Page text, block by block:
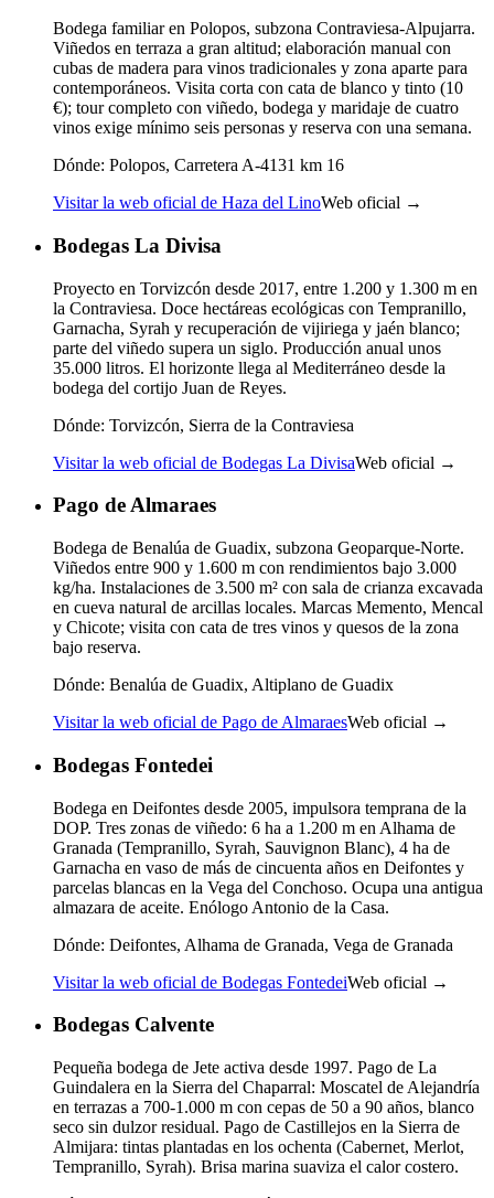
Bodega familiar en Polopos, subzona Contraviesa-Alpujarra.
Viñedos en terraza a gran altitud; elaboración manual con
cubas de madera para vinos tradicionales y zona aparte para
contemporáneos. Visita corta con cata de blanco y tinto (10
€); tour completo con viñedo, bodega y maridaje de cuatro
vinos exige mínimo seis personas y reserva con una semana.
Dónde: Polopos, Carretera A-4131 km 16
Visitar la web oficial de Haza del LinoWeb oficial →
Bodegas La Divisa
Proyecto en Torvizcón desde 2017, entre 1.200 y 1.300 m en
la Contraviesa. Doce hectáreas ecológicas con Tempranillo,
Garnacha, Syrah y recuperación de vijiriega y jaén blanco;
parte del viñedo supera un siglo. Producción anual unos
35.000 litros. El horizonte llega al Mediterráneo desde la
bodega del cortijo Juan de Reyes.
Dónde: Torvizcón, Sierra de la Contraviesa
Visitar la web oficial de Bodegas La DivisaWeb oficial →
Pago de Almaraes
Bodega de Benalúa de Guadix, subzona Geoparque-Norte.
Viñedos entre 900 y 1.600 m con rendimientos bajo 3.000
kg/ha. Instalaciones de 3.500 m² con sala de crianza excavada
en cueva natural de arcillas locales. Marcas Memento, Mencal
y Chicote; visita con cata de tres vinos y quesos de la zona
bajo reserva.
Dónde: Benalúa de Guadix, Altiplano de Guadix
Visitar la web oficial de Pago de AlmaraesWeb oficial →
Bodegas Fontedei
Bodega en Deifontes desde 2005, impulsora temprana de la
DOP. Tres zonas de viñedo: 6 ha a 1.200 m en Alhama de
Granada (Tempranillo, Syrah, Sauvignon Blanc), 4 ha de
Garnacha en vaso de más de cincuenta años en Deifontes y
parcelas blancas en la Vega del Conchoso. Ocupa una antigua
almazara de aceite. Enólogo Antonio de la Casa.
Dónde: Deifontes, Alhama de Granada, Vega de Granada
Visitar la web oficial de Bodegas FontedeiWeb oficial →
Bodegas Calvente
Pequeña bodega de Jete activa desde 1997. Pago de La
Guindalera en la Sierra del Chaparral: Moscatel de Alejandría
en terrazas a 700-1.000 m con cepas de 50 a 90 años, blanco
seco sin dulzor residual. Pago de Castillejos en la Sierra de
Almijara: tintas plantadas en los ochenta (Cabernet, Merlot,
Tempranillo, Syrah). Brisa marina suaviza el calor costero.